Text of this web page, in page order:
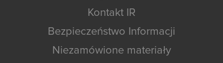
Kontakt IR
Bezpieczeństwo Informacji
Niezamówione materiały